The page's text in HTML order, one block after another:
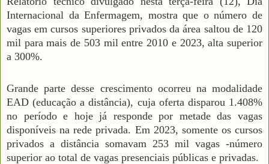
Internacional da Enfermagem, mostra que o número de
vagas em cursos superiores privados da área saltou de 120
mil para mais de 503 mil entre 2010 e 2023, alta superior
a 300%.
Grande parte desse crescimento ocorreu na modalidade
EAD (educação a distância), cuja oferta disparou 1.408%
no período e hoje já responde por metade das vagas
disponíveis na rede privada. Em 2023, somente os cursos
privados a distância somavam 253 mil vagas -número
superior ao total de vagas presenciais públicas e privadas.